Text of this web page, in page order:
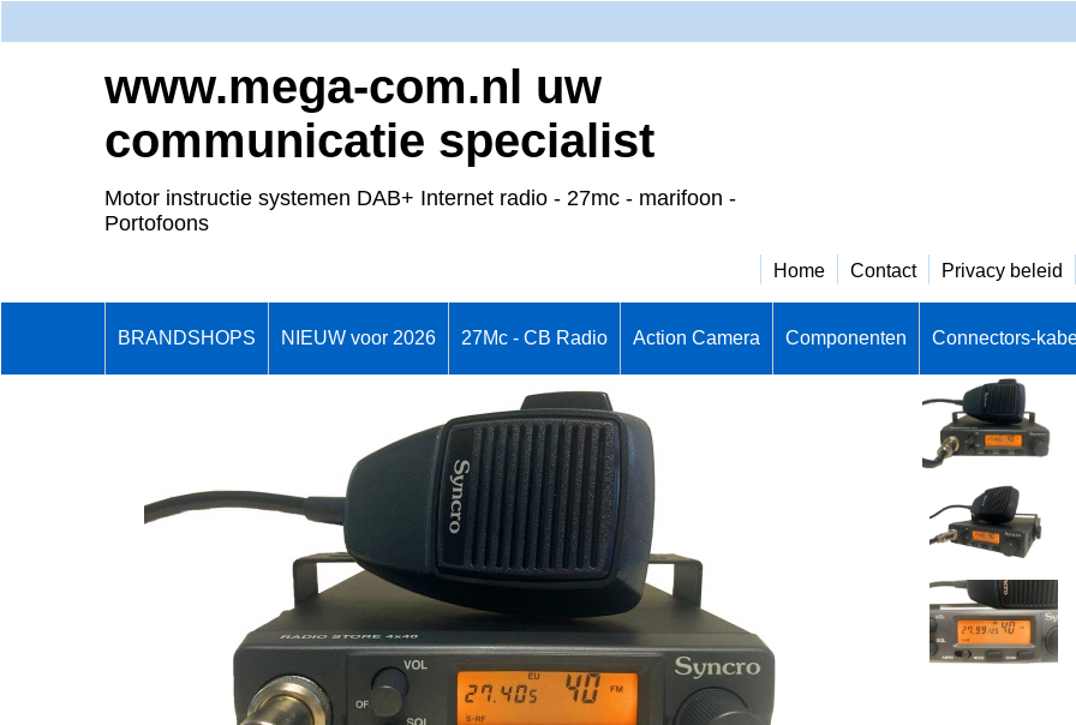
www.mega-com.nl uw
communicatie specialist
Motor instructie systemen DAB+ Internet radio - 27mc - marifoon -
Portofoons
Home Contact Privacy beleid
BRANDSHOPS NIEUW voor 2026 27Mc - CB Radio Action Camera Componenten Connectors-